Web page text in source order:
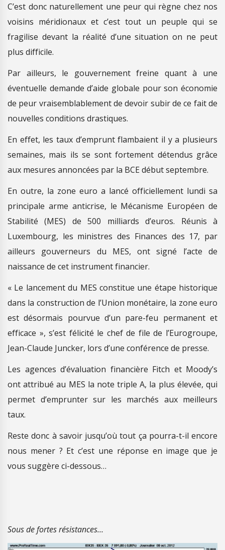
C’est donc naturellement une peur qui règne chez nos
voisins méridionaux et c’est tout un peuple qui se
fragilise devant la réalité d’une situation on ne peut
plus difficile.
Par ailleurs, le gouvernement freine quant à une
éventuelle demande d’aide globale pour son économie
de peur vraisemblablement de devoir subir de ce fait de
nouvelles conditions drastiques.
En effet, les taux d’emprunt flambaient il y a plusieurs
semaines, mais ils se sont fortement détendus grâce
aux mesures annoncées par la BCE début septembre.
En outre, la zone euro a lancé officiellement lundi sa
principale arme anticrise, le Mécanisme Européen de
Stabilité (MES) de 500 milliards d’euros. Réunis à
Luxembourg, les ministres des Finances des 17, par
ailleurs gouverneurs du MES, ont signé l’acte de
naissance de cet instrument financier.
« Le lancement du MES constitue une étape historique
dans la construction de l’Union monétaire, la zone euro
est désormais pourvue d’un pare-feu permanent et
efficace », s’est félicité le chef de file de l’Eurogroupe,
Jean-Claude Juncker, lors d’une conférence de presse.
Les agences d’évaluation financière Fitch et Moody’s
ont attribué au MES la note triple A, la plus élevée, qui
permet d’emprunter sur les marchés aux meilleurs
taux.
Reste donc à savoir jusqu’où tout ça pourra-t-il encore
nous mener ? Et c’est une réponse en image que je
vous suggère ci-dessous…
Sous de fortes résistances…